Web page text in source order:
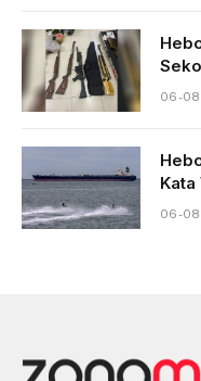
06-
Kata
06-